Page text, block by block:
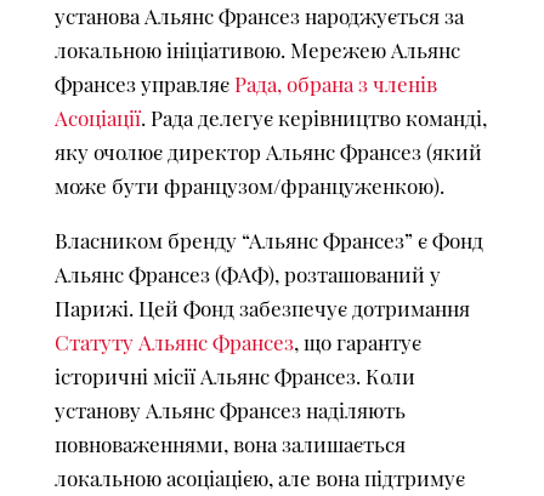
установа Альянс Франсез народжується за
локальною ініціативою. Мережею Альянс
Франсез управляє Рада, обрана з членів
Асоціації. Рада делегує керівництво команді,
яку очолює директор Альянс Франсез (який
може бути французом/француженкою).
Власником бренду “Альянс Франсез” є Фонд
Альянс Франсез (ФАФ), розташований у
Парижі. Цей Фонд забезпечує дотримання
Статуту Альянс Франсез, що гарантує
історичні місії Альянс Франсез. Коли
установу Альянс Франсез наділяють
повноваженнями, вона залишається
локальною асоціацією, але вона підтримує